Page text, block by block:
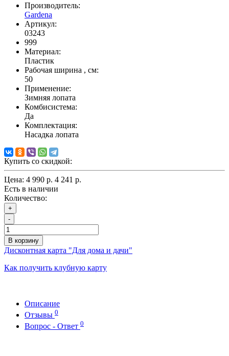
Производитель:
Gardena
Артикул:
03243
999
Материал:
Пластик
Рабочая ширина , см:
50
Применение:
Зимняя лопата
Комбисистема:
Да
Комплектация:
Насадка лопата
Купить со скидкой:
Цена: 4 990 р. 4 241 р.
Есть в наличии
Количество:
+
-
В корзину
Дисконтная карта "Для дома и дачи"
Как получить клубную карту
Описание
Отзывы 0
Вопрос - Ответ 0